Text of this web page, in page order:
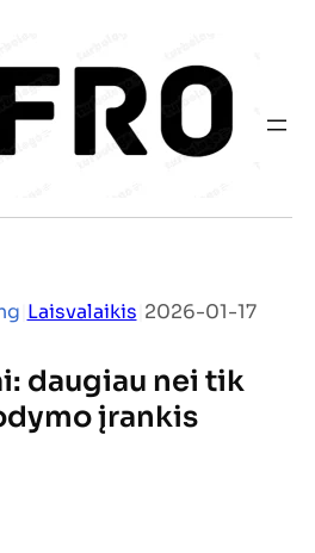
Laisvalaikis 2026-01-17
daugiau nei tik
įrankis